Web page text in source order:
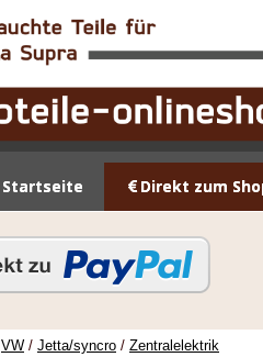
Startseite Direkt zum
VW / Jetta/syncro / Zentralelektrik